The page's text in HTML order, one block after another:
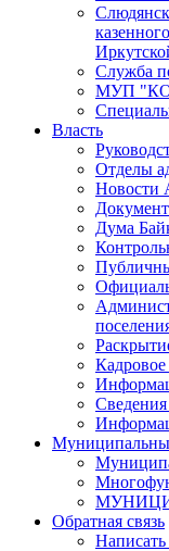
Служба
МУП
Власть
Отделы
Новости
Дума
Сведения
Обратная связь